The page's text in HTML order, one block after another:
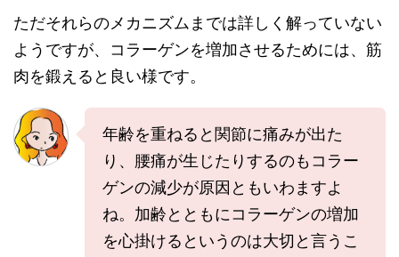
ただそれらのメカニズムまでは詳しく解っていない
ようですが、コラーゲンを増加させるためには、筋
肉を鍛えると良い様です。
年齢を重ねると関節に痛みが出た
り、腰痛が生じたりするのもコラー
ゲンの減少が原因ともいわますよ
ね。加齢とともにコラーゲンの増加
を心掛けるというのは大切と言うこ